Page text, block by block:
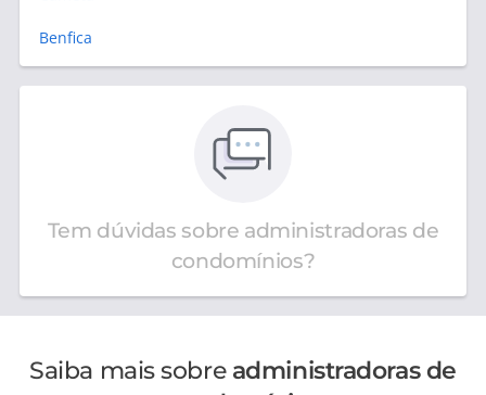
Benfica
Tem dúvidas sobre administradoras de
condomínios?
Saiba mais sobre administradoras de